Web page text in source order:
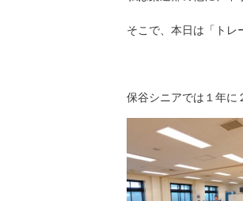
そこで、本日は「トレ
保谷シニアでは１年に